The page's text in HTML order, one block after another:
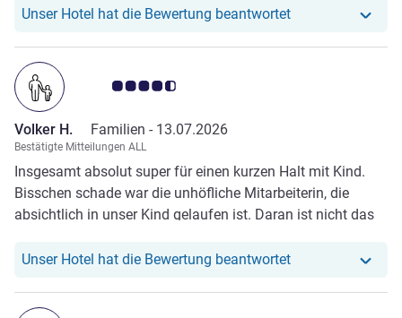
Unser Hotel hat die Bewertung beantwortetUnser Hotel hat
Note Kundenmeinungen 4.5/5
Volker H. Familien - 13.07.2026
Bestätigte Mitteilungen ALL
Insgesamt absolut super für einen kurzen Halt mit Kind.
Bisschen schade war die unhöfliche Mitarbeiterin, die
absichtlich in unser Kind gelaufen ist. Daran ist nicht das
Unser Hotel hat die Bewertung beantwortetUnser Hotel hat